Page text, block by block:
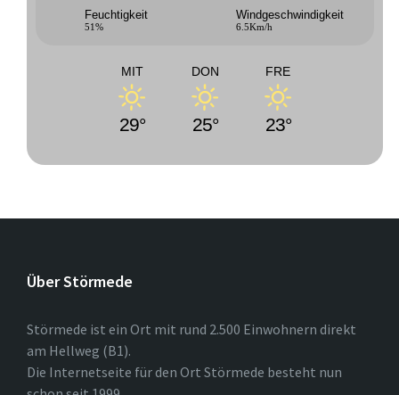
Feuchtigkeit
51%
Windgeschwindigkeit
6.5Km/h
MIT
29°
DON
25°
FRE
23°
Über Störmede
Störmede ist ein Ort mit rund 2.500 Einwohnern direkt
am Hellweg (B1).
Die Internetseite für den Ort Störmede besteht nun